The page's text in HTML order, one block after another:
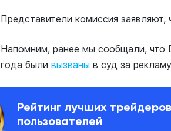
Представители комиссия
Напомним, ранее мы сообщали, что
года были вызваны в суд за
Рейтинг лучших
пользователей